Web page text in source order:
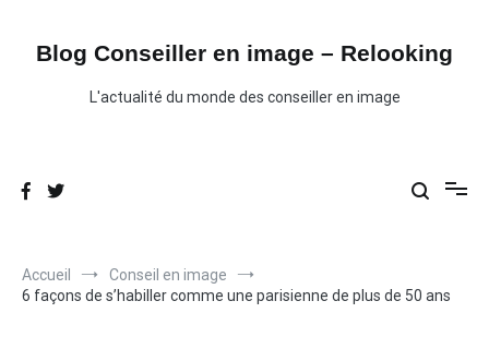
contenuBlog Conseiller en image – Relooking
L'actualité du monde des conseiller en image
Accueil
Conseil en image
6 façons de s’habiller comme une parisienne de plus de 50 ans